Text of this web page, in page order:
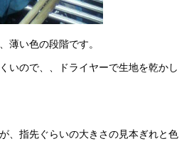
薄い色の段階です。
いので、、ドライヤーで生地を乾かし
、指先ぐらいの大きさの見本ぎれと色